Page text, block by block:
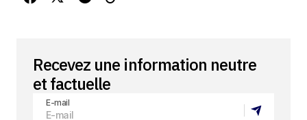
Recevez une information neutre
et factuelle
E-mail